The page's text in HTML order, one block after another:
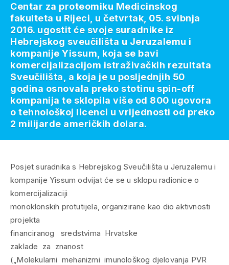
Posjet suradnika s Hebrejskog Sveučilišta u Jeruzalemu i
kompanije Yissum odvijat će se u sklopu radionice o
komercijalizaciji
monoklonskih protutijela, organizirane kao dio aktivnosti
projekta
financiranog sredstvima Hrvatske
zaklade za znanost
(„Molekularni mehanizmi imunološkog djelovanja PVR
Centar za proteomiku Medicinskog
fakulteta u Rijeci, u četvrtak, 05. svibnja
2016. ugostit će svoje suradnike iz
Hebrejskog sveučilišta u Jeruzalemu i
kompanije Yissum, koja se bavi
komercijalizacijom istraživačkih rezultata
Sveučilišta, a koja je u posljednjih 50
godina osnovala preko stotinu spin-off
kompanija te sklopila više od 800 ugovora
o tehnološkoj licenci u vrijednosti od preko
2 milijarde američkih dolara.